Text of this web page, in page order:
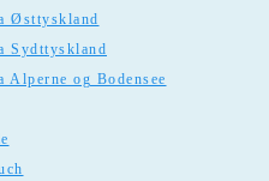
Østtyskland
Sydttyskland
og Bodensee